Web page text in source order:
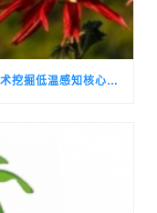
空间转录组、基因编辑、DAP-SEQ 等技术挖掘低温感知核心调控基因，破解观赏菊季节性生长转换的关键机制